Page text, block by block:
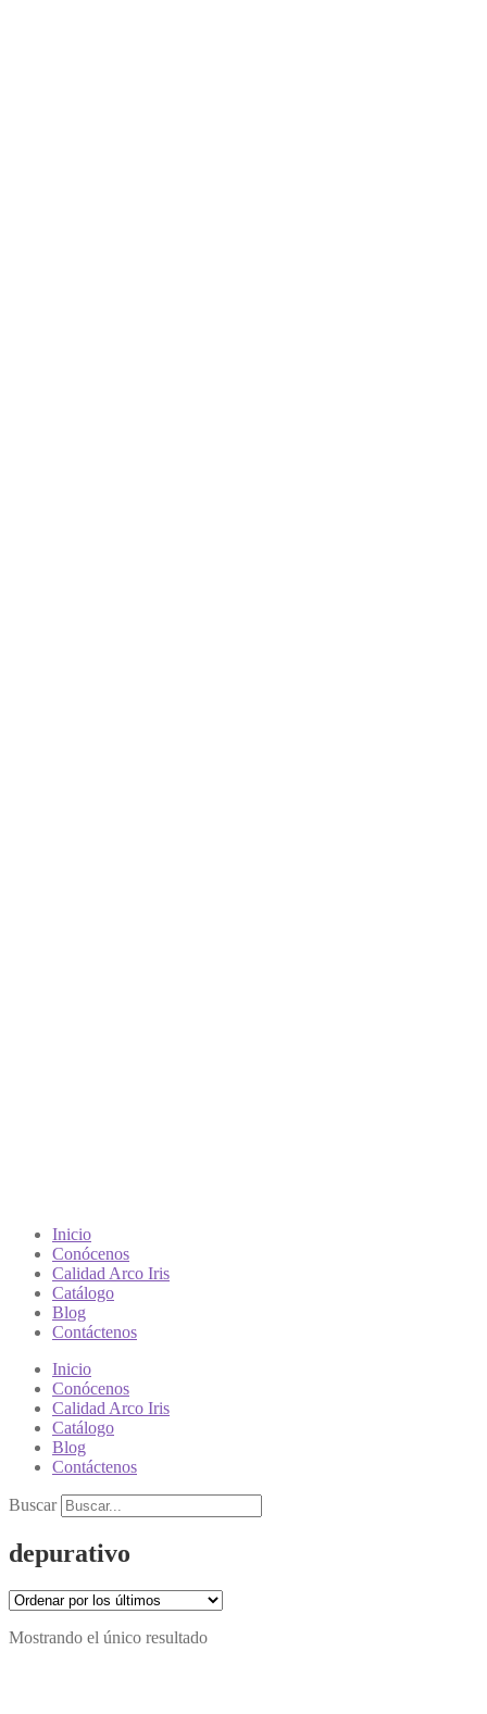
Inicio
Conócenos
Calidad Arco Iris
Catálogo
Blog
Contáctenos
Inicio
Conócenos
Calidad Arco Iris
Catálogo
Blog
Contáctenos
Buscar
depurativo
Mostrando el único resultado